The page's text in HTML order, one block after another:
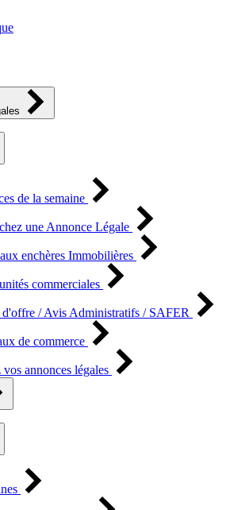
de la semaine
une Annonce Légale
enchères Immobilières
commerciales
d'offre / Avis Administratifs / SAFER
de commerce
annonces légales